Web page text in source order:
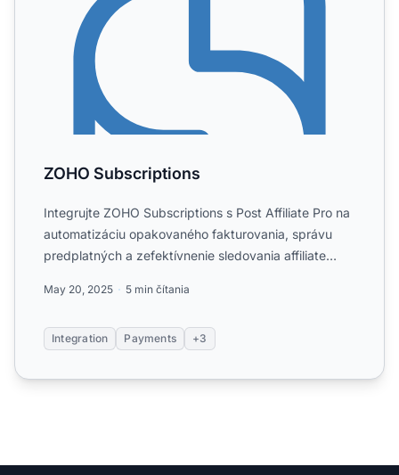
ZOHO Subscriptions
Integrujte ZOHO Subscriptions s Post Affiliate Pro na
automatizáciu opakovaného fakturovania, správu
predplatných a zefektívnenie sledovania affiliate
May 20, 2025 5 min čítania
Integration Payments +3